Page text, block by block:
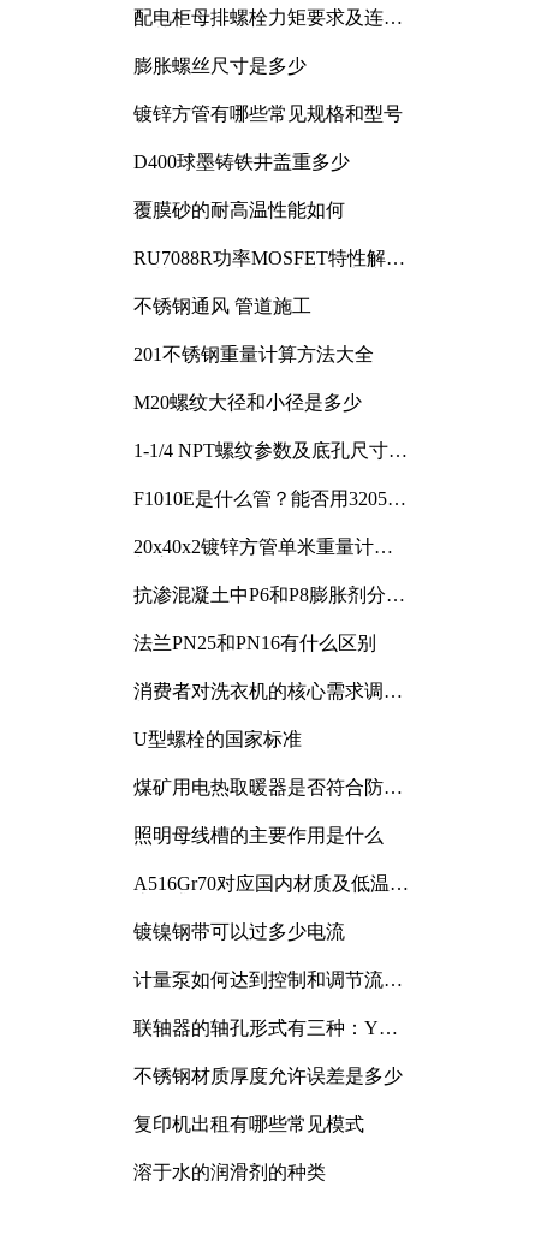
配电柜母排螺栓力矩要求及连接
膨胀螺丝尺寸是多少
镀锌方管有哪些常见规格和型号
D400球墨铸铁井盖重多少
覆膜砂的耐高温性能如何
RU7088R功率MOSFET特性解析
不锈钢通风 管道施工
201不锈钢重量计算方法大全
M20螺纹大径和小径是多少
1-1/4 NPT螺纹参数及底孔尺寸详
F1010E是什么管？能否用3205或
20x40x2镀锌方管单米重量计算
抗渗混凝土中P6和P8膨胀剂分别
法兰PN25和PN16有什么区别
消费者对洗衣机的核心需求调研
U型螺栓的国家标准
煤矿用电热取暖器是否符合防爆
照明母线槽的主要作用是什么
A516Gr70对应国内材质及低温冲
镀镍钢带可以过多少电流
计量泵如何达到控制和调节流量
联轴器的轴孔形式有三种：Y
不锈钢材质厚度允许误差是多少
复印机出租有哪些常见模式
溶于水的润滑剂的种类